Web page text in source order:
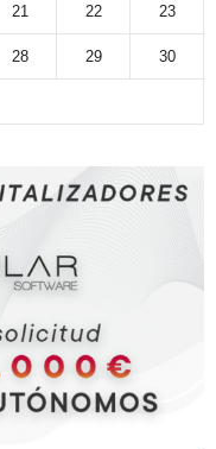
21 22 23
28 29 30